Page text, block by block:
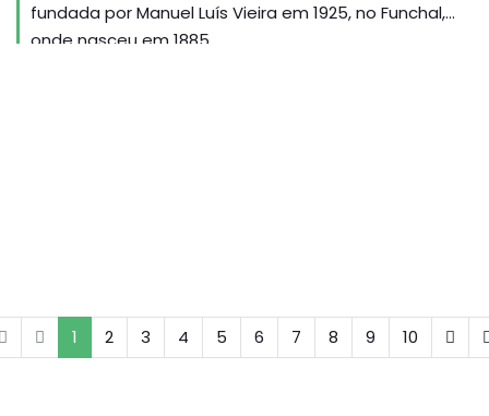
fundada por Manuel Luís Vieira em 1925, no Funchal,
onde nasceu em 1885...
1 2 3 4 5 6 7 8 9 10